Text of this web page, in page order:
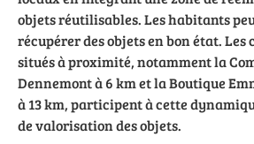
objets réutilisables. Les habitants
récupérer des objets en bon état. Les
situés à proximité, notamment la
Dennemont à 6 km et la Boutique
à 13 km, participent à cette
de valorisation des objets.